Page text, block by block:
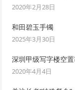
2020年2月28日
和田碧玉手镯
2025年3月30日
深圳甲级写字楼空
2020年4月4日